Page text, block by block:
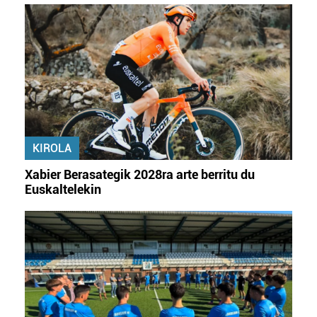
KIROLA
Xabier Berasategik 2028ra arte berritu du
Euskaltelekin